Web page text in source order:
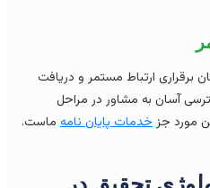
ارتباط مستمر و دریافت
به مشاور در مراحل
جزخدمات پایان نامهماست.